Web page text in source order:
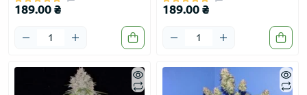
189.00 ₴ 189.00 ₴